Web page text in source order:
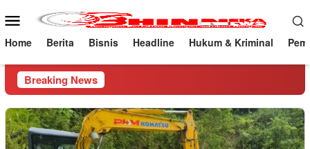
ke
konten
Menu
Mobile
Home Berita Bisnis Headline Hukum & Kriminal
Breaking News